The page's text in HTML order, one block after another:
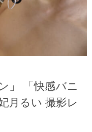
」 「快感バニ
月るい 撮影レ